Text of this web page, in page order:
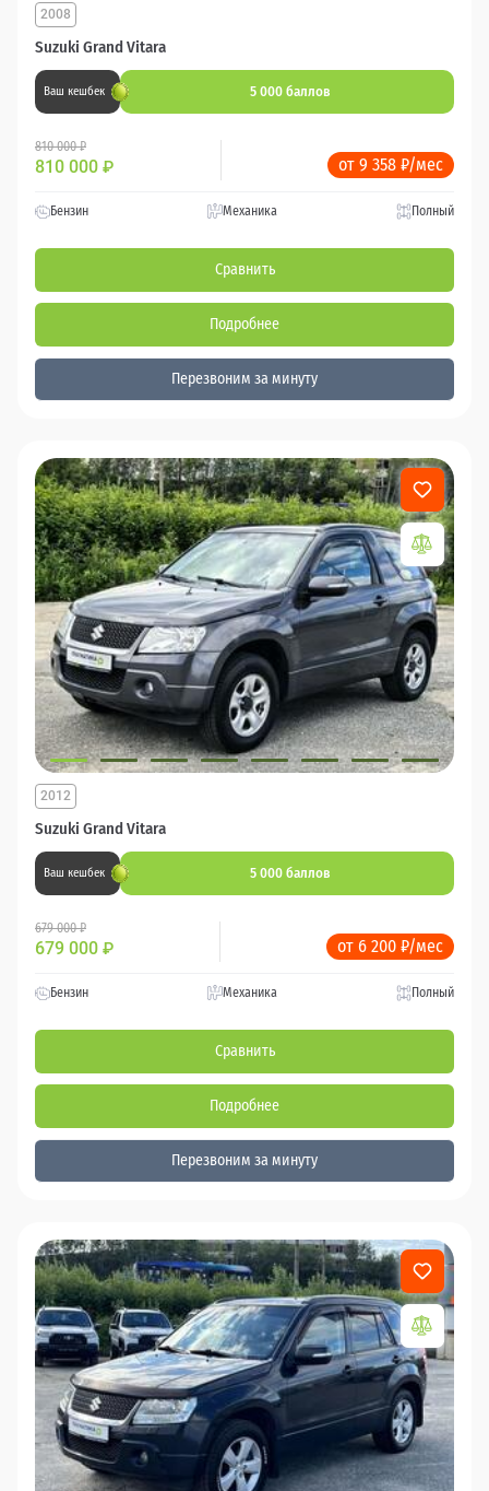
Suzuki Grand Vitara
2008
Ваш кешбек 5 000 баллов
810 000 ₽
810 000 ₽ от 9 358 ₽/мес
Бензин Механика Полный
Сравнить
Подробнее
Перезвоним за минуту
Suzuki Grand Vitara
2012
Ваш кешбек 5 000 баллов
679 000 ₽
679 000 ₽ от 6 200 ₽/мес
Бензин Механика Полный
Сравнить
Подробнее
Перезвоним за минуту